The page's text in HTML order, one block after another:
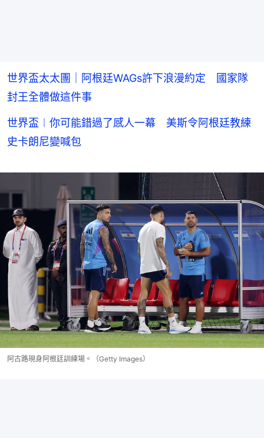
世界盃太太團｜阿根廷WAGs許下浪漫約定 國家隊
封王全體做這件事
世界盃︱你可能錯過了感人一幕 美斯令阿根廷教練
史卡朗尼變喊包
阿古路現身阿根廷訓練場。（Getty Images）